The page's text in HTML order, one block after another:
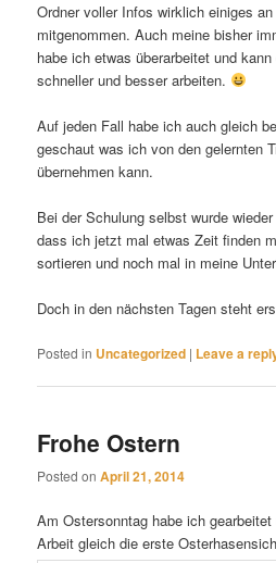
Ordner voller Infos wirklich einiges
mitgenommen. Auch meine bisher
habe ich etwas überarbeitet und
schneller und besser arbeiten.
Auf jeden Fall habe ich auch gleich
geschaut was ich von den gelernten
übernehmen kann.
Bei der Schulung selbst wurde
dass ich jetzt mal etwas Zeit finden
sortieren und noch mal in meine
Doch in den nächsten Tagen steht
Posted in Uncategorized | Leave a
Frohe Ostern
Posted onApril 21, 2014
Am Ostersonntag habe ich
Arbeit gleich die erste